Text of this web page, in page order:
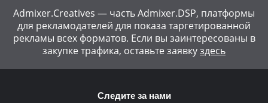
Admixer.Creatives — часть Admixer.DSP, платформы
для рекламодателей для показа таргетированной
рекламы всех форматов. Если вы заинтересованы в
закупке трафика, оставьте заявкуздесь
Следите за нами